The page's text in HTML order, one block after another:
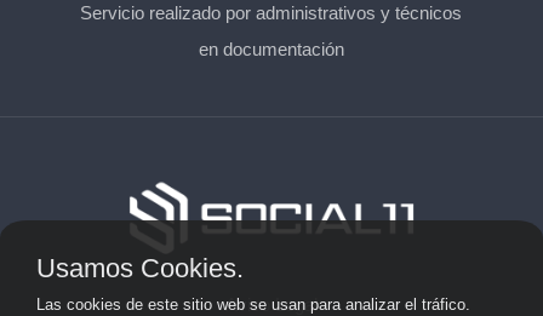
Servicio realizado por administrativos y técnicos
en documentación
Aviso Legal
Usamos Cookies.
Las cookies de este sitio web se usan para analizar el tráfico.